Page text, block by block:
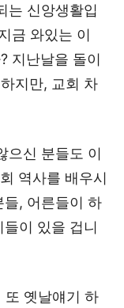
는 신앙생활입
금 와있는 이
지난날을 돌이
지만, 교회 차
으신 분들도 이
역사를 배우시
들, 어른들이 하
이 있을 겁니
또 옛날얘기 하